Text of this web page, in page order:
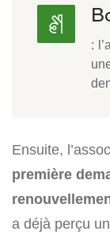
:
Ensuite,
première
a déjà perçu